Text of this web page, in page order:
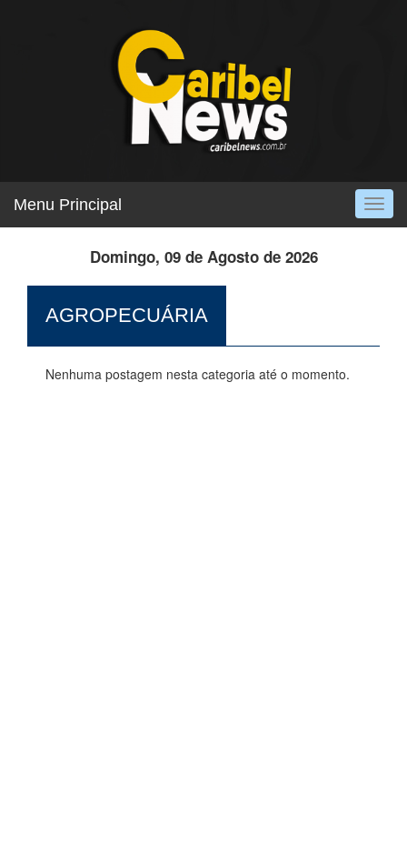
Menu Principal
Domingo, 09 de Agosto de 2026
AGROPECUÁRIA
Nenhuma postagem nesta categoria até o momento.